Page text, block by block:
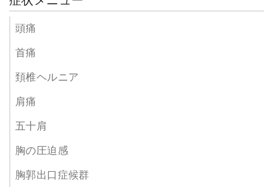
頭痛
首痛
頚椎ヘルニア
肩痛
五十肩
胸の圧迫感
胸郭出口症候群